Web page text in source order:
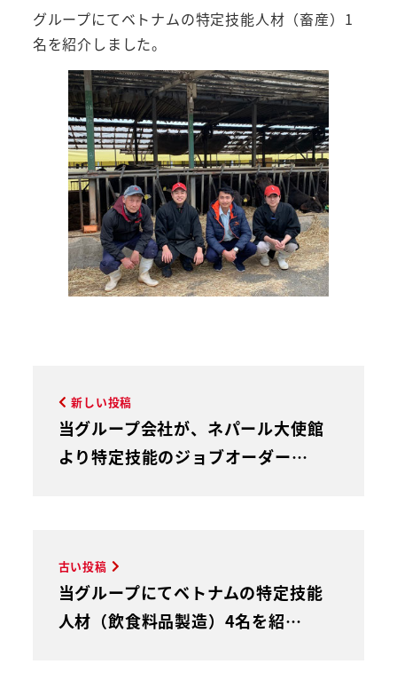
グループにてベトナムの特定技能人材（畜産）1
名を紹介しました。
古い投稿
当グループにてベトナムの特定技能
人材（飲食料品製造）4名を紹…
新しい投稿
当グループ会社が、ネパール大使館
より特定技能のジョブオーダー…